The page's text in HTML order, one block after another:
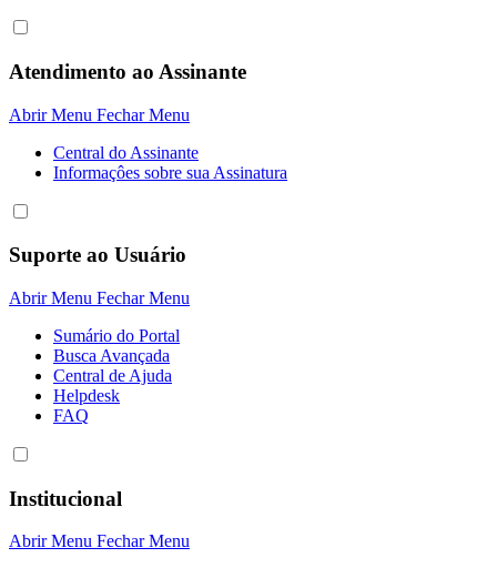
Atendimento ao Assinante
Abrir Menu Fechar Menu
Central do Assinante
Informaçôes sobre sua Assinatura
Suporte ao Usuário
Abrir Menu Fechar Menu
Sumário do Portal
Busca Avançada
Central de Ajuda
Helpdesk
FAQ
Institucional
Abrir Menu Fechar Menu